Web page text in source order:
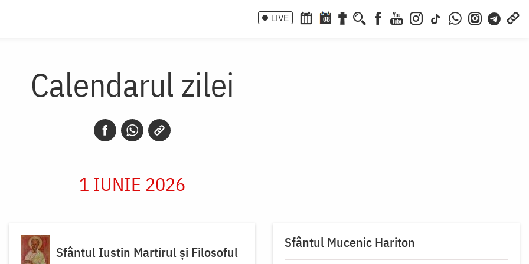
LIVE 08
Calendarul zilei
1 IUNIE 2026
Sfântul Iustin Martirul și Filosoful
Sfântul Mucenic Hariton